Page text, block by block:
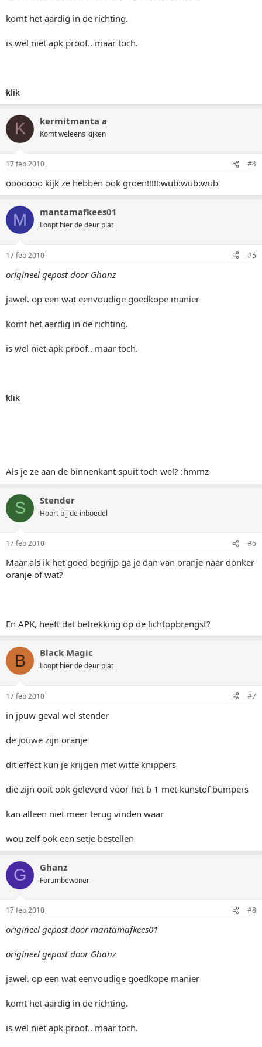
komt het aardig in de richting.
is wel niet apk proof.. maar toch.
klik
K kermitmanta a
Komt weleens kijken
17 feb 2010 #4
ooooooo kijk ze hebben ook groen!!!!!:wub:wub:wub
M mantamafkees01
Loopt hier de deur plat
17 feb 2010 #5
origineel gepost door Ghanz
jawel. op een wat eenvoudige goedkope manier
komt het aardig in de richting.
is wel niet apk proof.. maar toch.
klik
Als je ze aan de binnenkant spuit toch wel? :hmmz
S Stender
Hoort bij de inboedel
17 feb 2010 #6
Maar als ik het goed begrijp ga je dan van oranje naar donker
oranje of wat?
En APK, heeft dat betrekking op de lichtopbrengst?
B Black Magic
Loopt hier de deur plat
17 feb 2010 #7
in jpuw geval wel stender
de jouwe zijn oranje
dit effect kun je krijgen met witte knippers
die zijn ooit ook geleverd voor het b 1 met kunstof bumpers
kan alleen niet meer terug vinden waar
wou zelf ook een setje bestellen
G Ghanz
Forumbewoner
17 feb 2010 #8
origineel gepost door mantamafkees01
origineel gepost door Ghanz
jawel. op een wat eenvoudige goedkope manier
komt het aardig in de richting.
is wel niet apk proof.. maar toch.